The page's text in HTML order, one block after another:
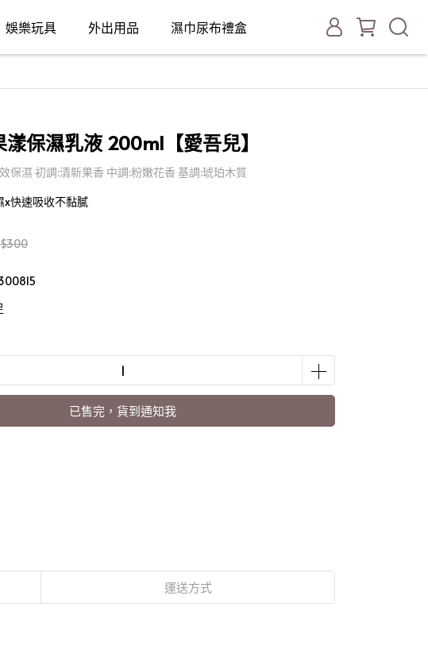
娛樂玩具 外出用品 濕巾尿布禮盒
保濕乳液 200ml【愛吾兒】
保濕 初調:清新果香 中調:粉嫩花香 基調:琥珀木質
x快速吸收不黏膩
已售完，貨到通知我
運送方式